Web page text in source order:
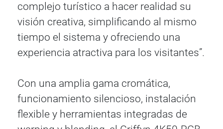
complejo turístico a hacer realidad su
visión creativa, simplificando al mismo
tiempo el sistema y ofreciendo una
experiencia atractiva para los visitantes”.
Con una amplia gama cromática,
funcionamiento silencioso, instalación
flexible y herramientas integradas de